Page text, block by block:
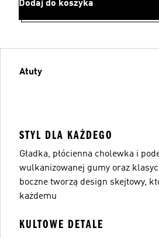
Dodaj do koszyka
Atuty
STYL DLA KAŻDEGO
Gładka, płócienna cholewka i
wulkanizowanej gumy oraz
boczne tworzą design skejtowy,
każdemu
KULTOWE DETALE